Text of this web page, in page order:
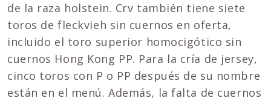
de la raza holstein. Crv también tiene siete
toros de fleckvieh sin cuernos en oferta,
incluido el toro superior homocigótico sin
cuernos Hong Kong PP. Para la cría de jersey,
cinco toros con P o PP después de su nombre
están en el menú. Además, la falta de cuernos